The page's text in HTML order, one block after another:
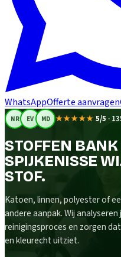
WhatsAppOfferte aanvragen
NR EV MD ★★★★★ 5/5 ·
STOFFEN
SPIJKENISSE
STOF.
Katoen, linnen, polyester of
andere aanpak. Wij
reinigingsproces en zorgen
en kleurecht uitziet.